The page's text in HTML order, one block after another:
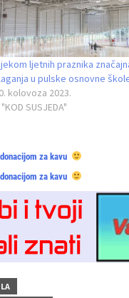
ljetnih praznika
u pulske osnovne
kolovoza 2023.
"KOD SUSJEDA"
za kavu
za kavu